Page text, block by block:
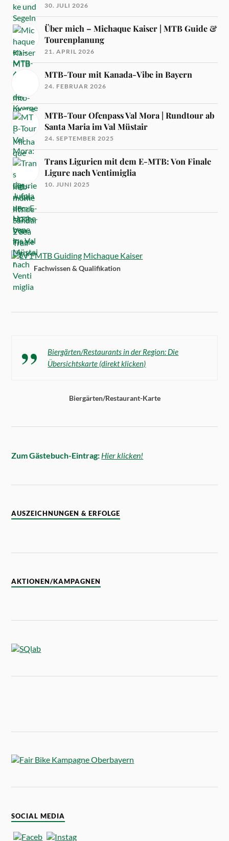
30. JULI 2026
Über mich – Michaque Kaiser | MTB Guide &
Tourenplanung
21. APRIL 2026
MTB-Tour mit Kanada-Vibe in Bayern
24. FEBRUAR 2026
MTB-Tour Ofenpass Val Mora | Rundtour ab
Santa Maria im Val Müstair
24. SEPTEMBER 2025
Trans Ligurien mit dem E-MTB: Von Finale
Ligure nach Ventimiglia
10. JUNI 2025
Fachwissen & Qualifikation
Biergärten/Restaurants in der Region: Die
Übersichtskarte (direkt klicken)
Biergärten/Restaurant-Karte
Zum Gästebuch-Eintrag: Hier klicken!
AUSZEICHNUNGEN & ERFOLGE
AKTIONEN/KAMPAGNEN
SOCIAL MEDIA